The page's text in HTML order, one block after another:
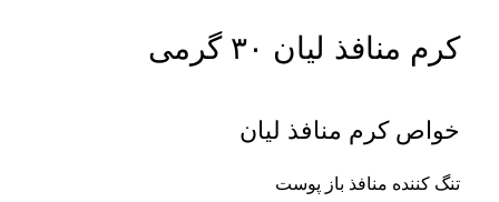
کرم منافذ لیان ۳۰ گرمی
خواص کرم منافذ لیان
تنگ کننده منافذ باز پوست